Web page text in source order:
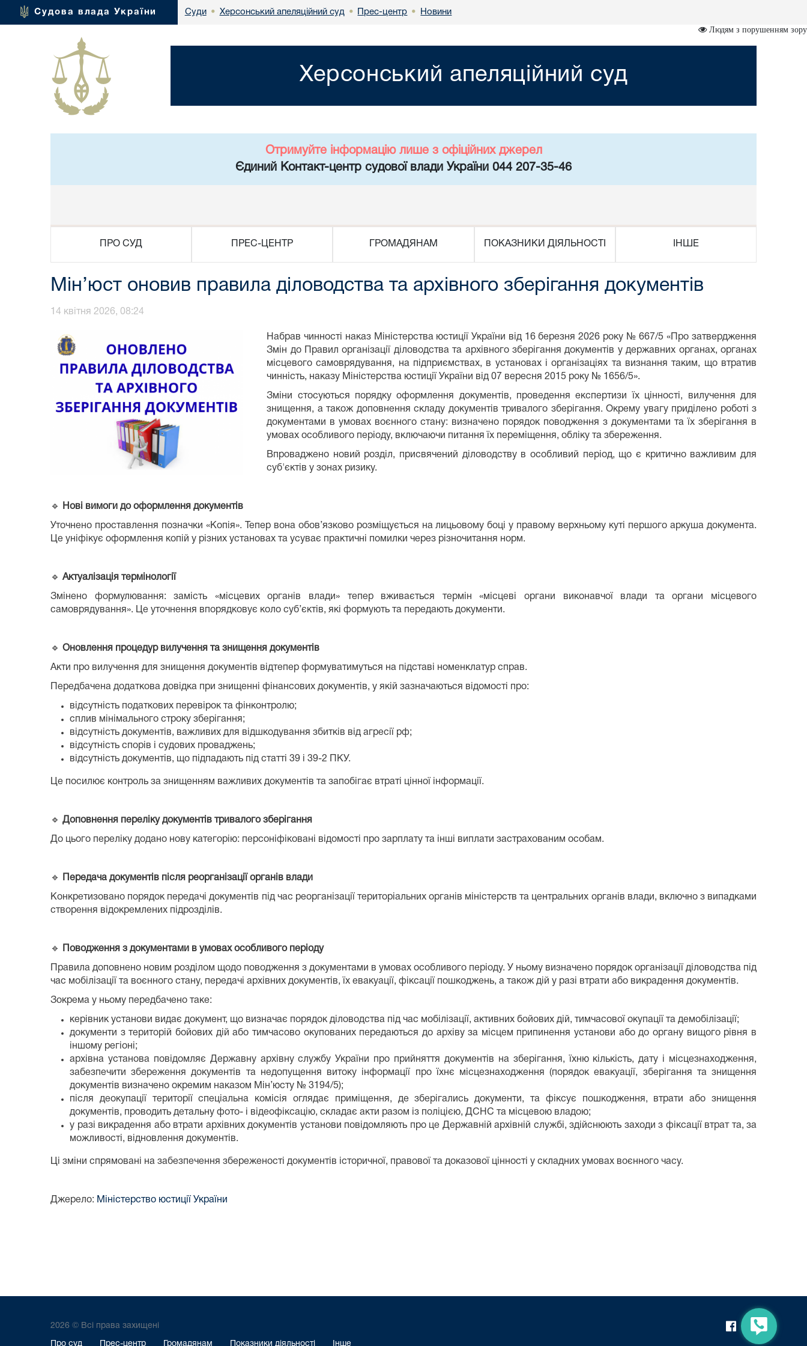
Судова влада України Суди • Херсонський апеляційний суд • Прес-центр • Новини
Людям з порушенням зору
Херсонський апеляційний суд
Отримуйте інформацію лише з офіційних джерел
Єдиний Контакт-центр судової влади України 044 207-35-46
ПРО СУД ПРЕС-ЦЕНТР ГРОМАДЯНАМ ПОКАЗНИКИ ДІЯЛЬНОСТІ ІНШЕ
Мін’юст оновив правила діловодства та архівного зберігання документів
14 квітня 2026, 08:24
Набрав чинності наказ Міністерства юстиції України від 16 березня 2026 року № 667/5 «Про затвердження
Змін до Правил організації діловодства та архівного зберігання документів у державних органах, органах
місцевого самоврядування, на підприємствах, в установах і організаціях та визнання таким, що втратив
чинність, наказу Міністерства юстиції України від 07 вересня 2015 року № 1656/5».
Зміни стосуються порядку оформлення документів, проведення експертизи їх цінності, вилучення для
знищення, а також доповнення складу документів тривалого зберігання. Окрему увагу приділено роботі з
документами в умовах воєнного стану: визначено порядок поводження з документами та їх зберігання в
умовах особливого періоду, включаючи питання їх переміщення, обліку та збереження.
Впроваджено новий розділ, присвячений діловодству в особливий період, що є критично важливим для
суб'єктів у зонах ризику.
🔹 Нові вимоги до оформлення документів
Уточнено проставлення позначки «Копія». Тепер вона обов’язково розміщується на лицьовому боці у правому верхньому куті першого аркуша документа.
Це уніфікує оформлення копій у різних установах та усуває практичні помилки через різночитання норм.
🔹 Актуалізація термінології
Змінено формулювання: замість «місцевих органів влади» тепер вживається термін «місцеві органи виконавчої влади та органи місцевого
самоврядування». Це уточнення впорядковує коло суб’єктів, які формують та передають документи.
🔹 Оновлення процедур вилучення та знищення документів
Акти про вилучення для знищення документів відтепер формуватимуться на підставі номенклатур справ.
Передбачена додаткова довідка при знищенні фінансових документів, у якій зазначаються відомості про:
відсутність податкових перевірок та фінконтролю;
сплив мінімального строку зберігання;
відсутність документів, важливих для відшкодування збитків від агресії рф;
відсутність спорів і судових проваджень;
відсутність документів, що підпадають під статті 39 і 39-2 ПКУ.
Це посилює контроль за знищенням важливих документів та запобігає втраті цінної інформації.
🔹 Доповнення переліку документів тривалого зберігання
До цього переліку додано нову категорію: персоніфіковані відомості про зарплату та інші виплати застрахованим особам.
🔹 Передача документів після реорганізації органів влади
Конкретизовано порядок передачі документів під час реорганізації територіальних органів міністерств та центральних органів влади, включно з випадками
створення відокремлених підрозділів.
🔹 Поводження з документами в умовах особливого періоду
Правила доповнено новим розділом щодо поводження з документами в умовах особливого періоду. У ньому визначено порядок організації діловодства під
час мобілізації та воєнного стану, передачі архівних документів, їх евакуації, фіксації пошкоджень, а також дій у разі втрати або викрадення документів.
Зокрема у ньому передбачено таке:
керівник установи видає документ, що визначає порядок діловодства під час мобілізації, активних бойових дій, тимчасової окупації та демобілізації;
документи з територій бойових дій або тимчасово окупованих передаються до архіву за місцем припинення установи або до органу вищого рівня в
іншому регіоні;
архівна установа повідомляє Державну архівну службу України про прийняття документів на зберігання, їхню кількість, дату і місцезнаходження,
забезпечити збереження документів та недопущення витоку інформації про їхнє місцезнаходження (порядок евакуації, зберігання та знищення
документів визначено окремим наказом Мін’юсту № 3194/5);
після деокупації території спеціальна комісія оглядає приміщення, де зберігались документи, та фіксує пошкодження, втрати або знищення
документів, проводить детальну фото- і відеофіксацію, складає акти разом із поліцією, ДСНС та місцевою владою;
у разі викрадення або втрати архівних документів установи повідомляють про це Державній архівній службі, здійснюють заходи з фіксації втрат та, за
можливості, відновлення документів.
Ці зміни спрямовані на забезпечення збереженості документів історичної, правової та доказової цінності у складних умовах воєнного часу.
Джерело: Міністерство юстиції України
2026 © Всі права захищені
Про суд Прес-центр Громадянам Показники діяльності Інше